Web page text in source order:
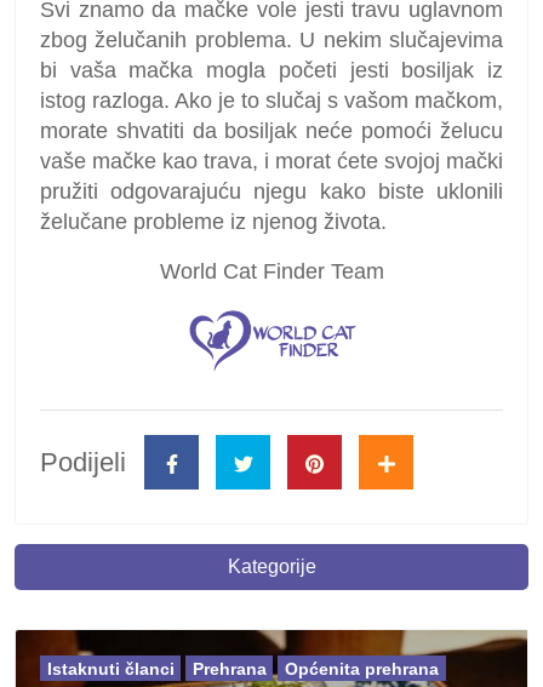
Svi znamo da mačke vole jesti travu uglavnom
zbog želučanih problema. U nekim slučajevima
bi vaša mačka mogla početi jesti bosiljak iz
istog razloga. Ako je to slučaj s vašom mačkom,
morate shvatiti da bosiljak neće pomoći želucu
vaše mačke kao trava, i morat ćete svojoj mački
pružiti odgovarajuću njegu kako biste uklonili
želučane probleme iz njenog života.
World Cat Finder Team
Podijeli
Kategorije
Istaknuti članci Prehrana Općenita prehrana